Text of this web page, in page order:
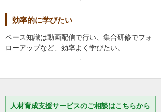
効率的に学びたい
ベース知識は動画配信で行い、集合研修でフォ
ローアップなど、効率よく学びたい。
人材育成支援サービスのご相談はこちらから